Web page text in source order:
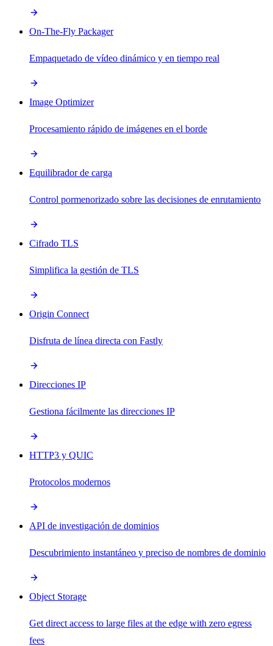
On-The-Fly Packager
Empaquetado de vídeo dinámico y en tiempo real
Image Optimizer
Procesamiento rápido de imágenes en el borde
Equilibrador de carga
Control pormenorizado sobre las decisiones de enrutamiento
Cifrado TLS
Simplifica la gestión de TLS
Origin Connect
Disfruta de línea directa con Fastly
Direcciones IP
Gestiona fácilmente las direcciones IP
HTTP3 y QUIC
Protocolos modernos
API de investigación de dominios
Descubrimiento instantáneo y preciso de nombres de dominio
Object Storage
Get direct access to large files at the edge with zero egress
fees